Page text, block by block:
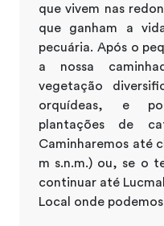
que vivem nas
que ganham a
pecuária. Após o
a nossa
vegetação
orquídeas, e
plantações de
Caminharemos até
m s.n.m.) ou, se o
continuar até
Local onde